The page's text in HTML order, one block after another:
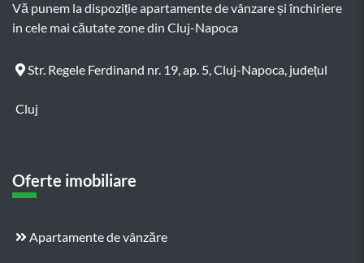
Vă punem la dispoziție apartamente de vânzare și închiriere
in cele mai căutate zone din Cluj-Napoca
Str. Regele Ferdinand nr. 19, ap. 5, Cluj-Napoca, județul
Cluj
Oferte imobiliare
Apartamente de vânzăre